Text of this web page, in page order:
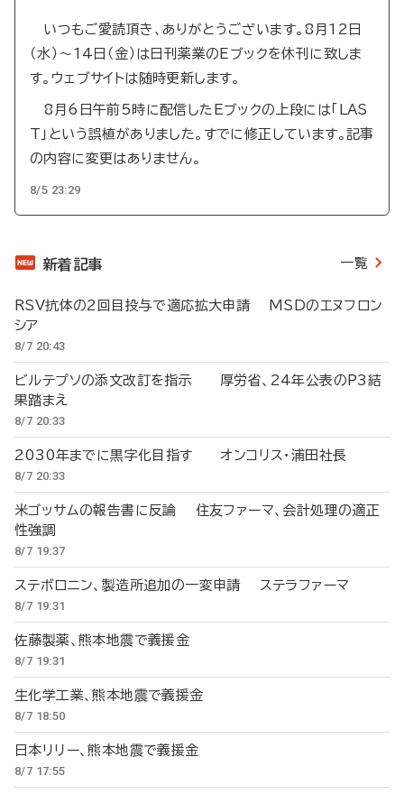
いつもご愛読頂き、ありがとうございます。8月12日
（水）～14日（金）は日刊薬業のEブックを休刊に致しま
す。ウェブサイトは随時更新します。
8月6日午前5時に配信したEブックの上段には「LAS
T」という誤植がありました。すでに修正しています。記事
の内容に変更はありません。
8/5 23:29
新着記事 一覧
RSV抗体の2回目投与で適応拡大申請 MSDのエヌフロン
シア
8/7 20:43
ビルテプソの添文改訂を指示 厚労省、24年公表のP3結
果踏まえ
8/7 20:33
2030年までに黒字化目指す オンコリス・浦田社長
8/7 20:33
米ゴッサムの報告書に反論 住友ファーマ、会計処理の適正
性強調
8/7 19:37
ステボロニン、製造所追加の一変申請 ステラファーマ
8/7 19:31
佐藤製薬、熊本地震で義援金
8/7 19:31
生化学工業、熊本地震で義援金
8/7 18:50
日本リリー、熊本地震で義援金
8/7 17:55